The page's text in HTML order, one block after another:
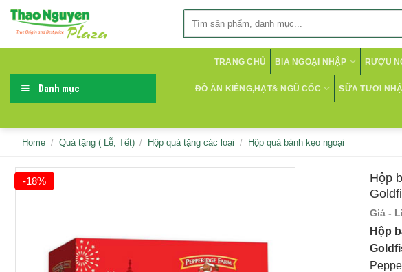
Skip
Danh mục
TRANG CHỦ BIA NGOẠI NHẬP RƯỢU
ĐỒ ĂN KIÊNG,HẠT& NGŨ CỐC SỮA TƯƠI
Home / Quà tặng ( Lễ, Tết) / Hộp quà tặng các loại / Hộp quà bánh kẹo ngoại
-18%
Hộp
Giá -
Hộp